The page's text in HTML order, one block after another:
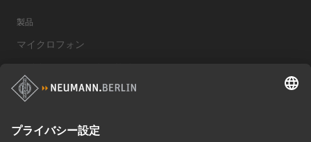
製品
マイクロフォン
モニター
ヘッドフォン